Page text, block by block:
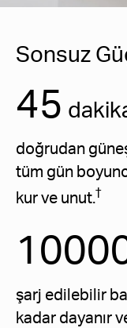
Sonsuz
45
doğrudan
tüm gün
kur ve unut.†
şarj edilebilir
kadar dayanır